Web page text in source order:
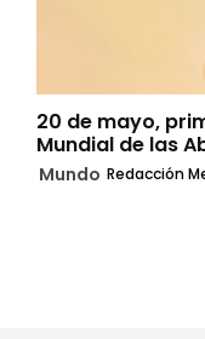
20 de mayo,
Mundial de las
Mundo Redacción